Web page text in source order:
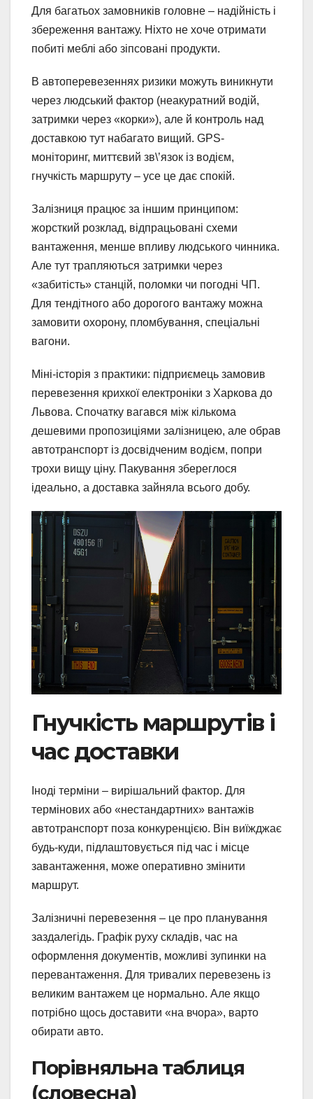
Для багатьох замовників головне – надiйність і
збереження вантажу. Ніхто не хоче отримати
побиті меблі або зіпсовані продукти.
В автоперевезеннях ризики можуть виникнути
через людський фактор (неакуратний водій,
затримки через «корки»), але й контроль над
доставкою тут набагато вищий. GPS-
моніторинг, миттєвий зв\’язок із водієм,
гнучкість маршруту – усе це дає спокій.
Залізниця працює за іншим принципом:
жорсткий розклад, відпрацьовані схеми
вантаження, менше впливу людського чинника.
Але тут трапляються затримки через
«забитість» станцій, поломки чи погодні ЧП.
Для тендітного або дорогого вантажу можна
замовити охорону, пломбування, спеціальні
вагони.
Міні-історія з практики: підприємець замовив
перевезення крихкої електроніки з Харкова до
Львова. Спочатку вагався між кількома
дешевими пропозиціями залізницею, але обрав
автотранспорт із досвідченим водієм, попри
трохи вищу ціну. Пакування збереглося
ідеально, а доставка зайняла всього добу.
Гнучкість маршрутів і
час доставки
Іноді терміни – вирішальний фактор. Для
термінових або «нестандартних» вантажів
автотранспорт поза конкуренцією. Він виїжджає
будь-куди, підлаштовується під час і місце
завантаження, може оперативно змінити
маршрут.
Залізничні перевезення – це про планування
заздалегідь. Графік руху складів, час на
оформлення документів, можливі зупинки на
перевантаження. Для тривалих перевезень із
великим вантажем це нормально. Але якщо
потрібно щось доставити «на вчора», варто
обирати авто.
Порівняльна таблиця
(словесна)